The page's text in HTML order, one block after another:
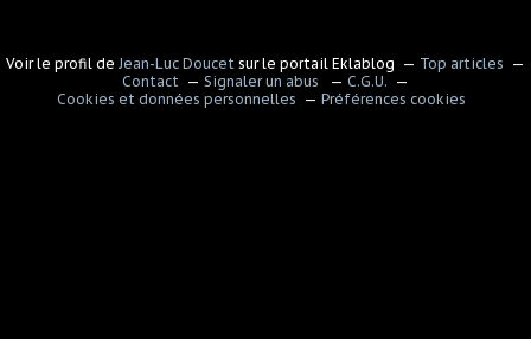
Voir le profil de Jean-Luc Doucet sur le portail Eklablog
Top articles
Contact
Signaler un abus
C.G.U.
Cookies et données personnelles
Préférences cookies